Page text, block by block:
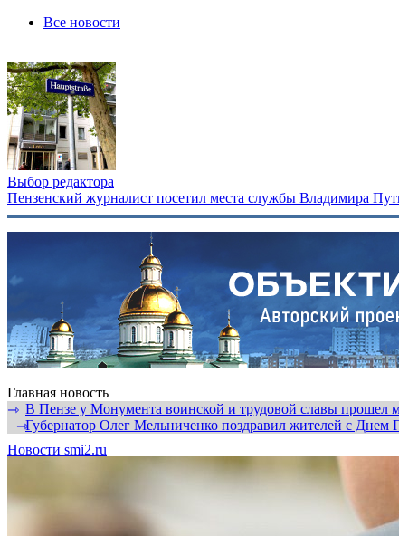
Все новости
Выбор редактора
Пензенский журналист посетил места службы Владимира
Главная новость
⇾ В Пензе у Монумента воинской и трудовой славы прошел
⇾Губернатор Олег Мельниченко поздравил жителей с Днем
Новости smi2.ru